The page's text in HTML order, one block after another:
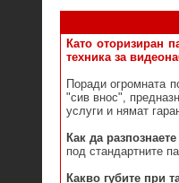
Като оторизиран
техника за
Поради огромната
"сив внос",
услуги и нямат
Как да
под стандартните
Какво губите при